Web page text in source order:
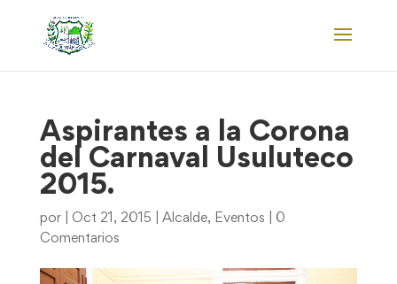
Aspirantes a la Corona
del Carnaval Usuluteco
2015.
por Oct 21, 2015 Alcalde, Eventos
0
Comentarios